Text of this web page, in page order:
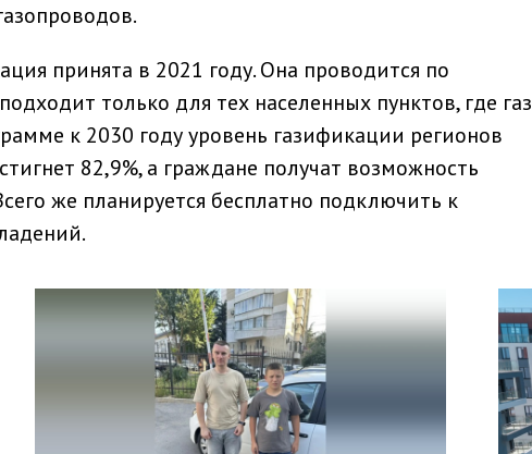
принята в 2021 году. Она проводится по
только для тех населенных пунктов, где газ
к 2030 году уровень газификации регионов
82,9%, а граждане получат возможность
же планируется бесплатно подключить к